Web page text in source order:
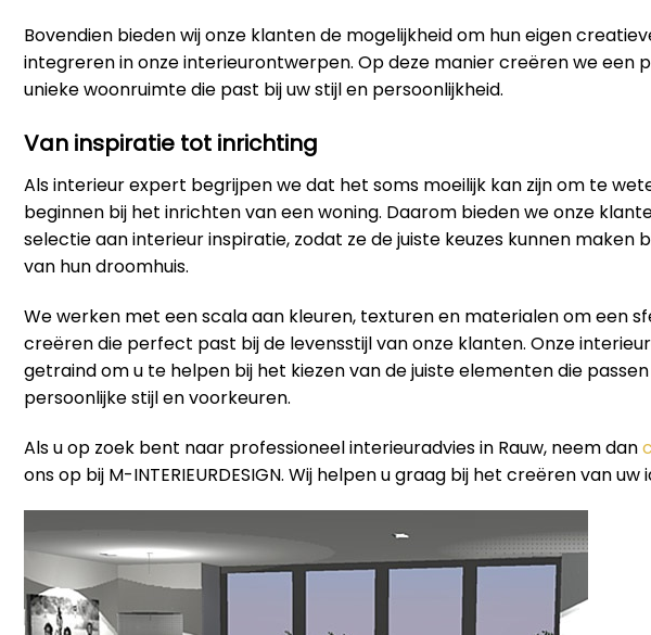
Bovendien bieden wij onze klanten de mogelijkheid om hun eigen
integreren in onze interieurontwerpen. Op deze manier creëren we een
unieke woonruimte die past bij uw stijl en persoonlijkheid.
Van inspiratie tot inrichting
Als interieur expert begrijpen we dat het soms moeilijk kan zijn om te
beginnen bij het inrichten van een woning. Daarom bieden we onze
selectie aan interieur inspiratie, zodat ze de juiste keuzes kunnen maken
van hun droomhuis.
We werken met een scala aan kleuren, texturen en materialen om een
creëren die perfect past bij de levensstijl van onze klanten. Onze
getraind om u te helpen bij het kiezen van de juiste elementen die passen
persoonlijke stijl en voorkeuren.
Als u op zoek bent naar professioneel interieuradvies in Rauw, neem dan
ons op bij M-INTERIEURDESIGN. Wij helpen u graag bij het creëren van uw